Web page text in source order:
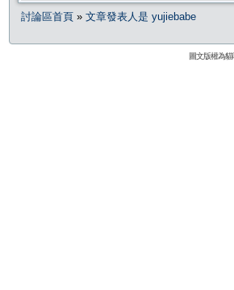
討論區首頁 » 文章發表人是 yujiebabe
圖文版權為